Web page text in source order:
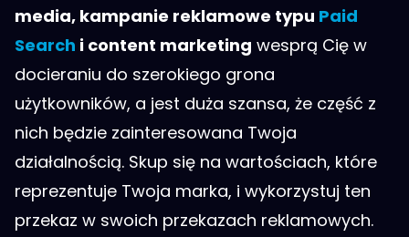
media, kampanie reklamowe typu Paid
Search i content marketing wesprą Cię w
docieraniu do szerokiego grona
użytkowników, a jest duża szansa, że część z
nich będzie zainteresowana Twoja
działalnością. Skup się na wartościach, które
reprezentuje Twoja marka, i wykorzystuj ten
przekaz w swoich przekazach reklamowych.